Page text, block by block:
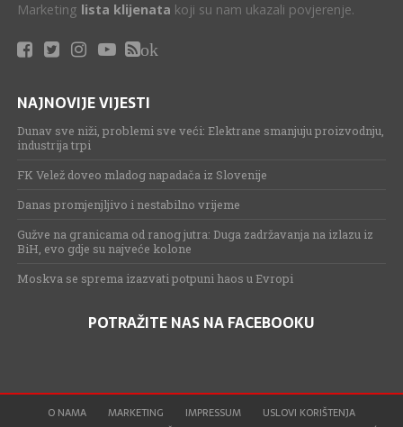
Marketing lista klijenata koji su nam ukazali povjerenje.
ok
NAJNOVIJE VIJESTI
Dunav sve niži, problemi sve veći: Elektrane smanjuju proizvodnju,
industrija trpi
FK Velež doveo mladog napadača iz Slovenije
Danas promjenjljivo i nestabilno vrijeme
Gužve na granicama od ranog jutra: Duga zadržavanja na izlazu iz
BiH, evo gdje su najveće kolone
Moskva se sprema izazvati potpuni haos u Evropi
POTRAŽITE NAS NA FACEBOOKU
O NAMA MARKETING IMPRESSUM
USLOVI KORIŠTENJA